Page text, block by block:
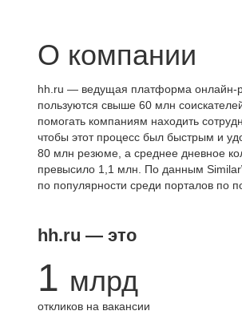
О компании
hh.ru — ведущая платформа онлайн-
пользуются свыше 60 млн
помогать компаниям находить
чтобы этот процесс был быстрым и
80 млн резюме, а среднее дневное
превысило 1,1 млн. По данным
по популярности среди порталов по
hh.ru — это
1 млрд
откликов на вакансии